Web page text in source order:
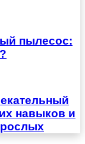
пылесос:
навыков и